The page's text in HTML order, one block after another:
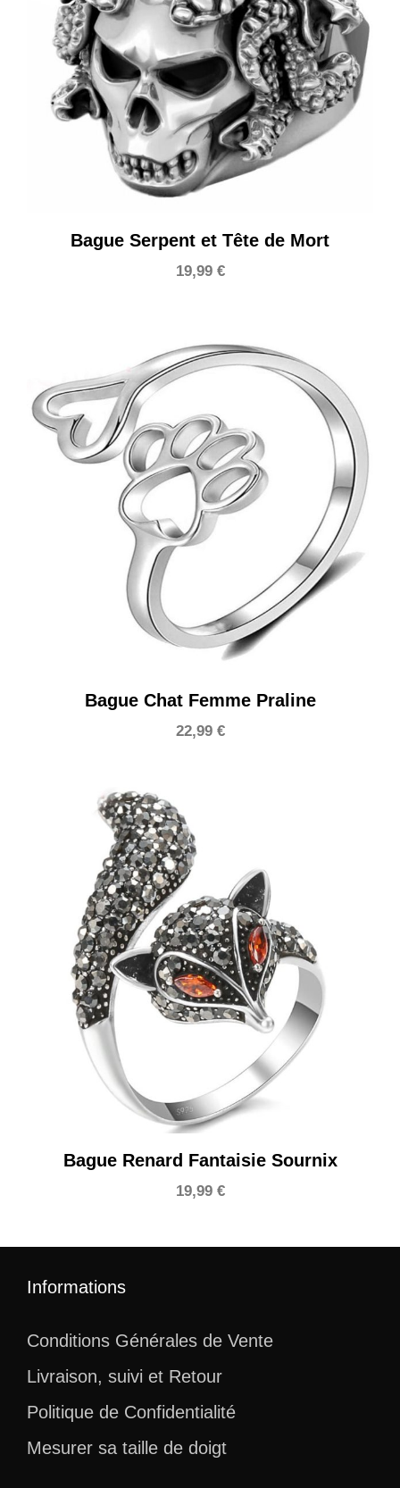
Bague Serpent et Tête de Mort
19,99 €
Bague Chat Femme Praline
22,99 €
Bague Renard Fantaisie Sournix
19,99 €
Informations
Conditions Générales de Vente
Livraison, suivi et Retour
Politique de Confidentialité
Mesurer sa taille de doigt